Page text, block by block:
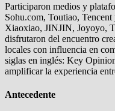
Participaron medios y
Sohu.com, Toutiao,
Xiaoxiao, JINJIN, Joyoyo,
disfrutaron del encuentro
locales con influencia en
siglas en inglés: Key
amplificar la experiencia
Antecedente